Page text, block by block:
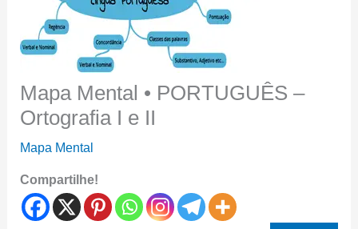
Mapa Mental • PORTUGUÊS –
Ortografia I e II
Mapa Mental
Compartilhe!